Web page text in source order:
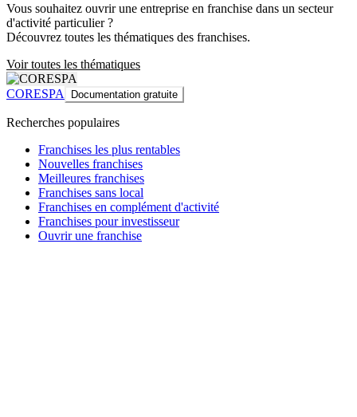
Vous souhaitez ouvrir une entreprise en franchise dans un secteur
d'activité particulier ?
Découvrez toutes les thématiques des franchises.
Voir toutes les thématiques
CORESPA Documentation gratuite
Recherches populaires
Franchises les plus rentables
Nouvelles franchises
Meilleures franchises
Franchises sans local
Franchises en complément d'activité
Franchises pour investisseur
Ouvrir une franchise